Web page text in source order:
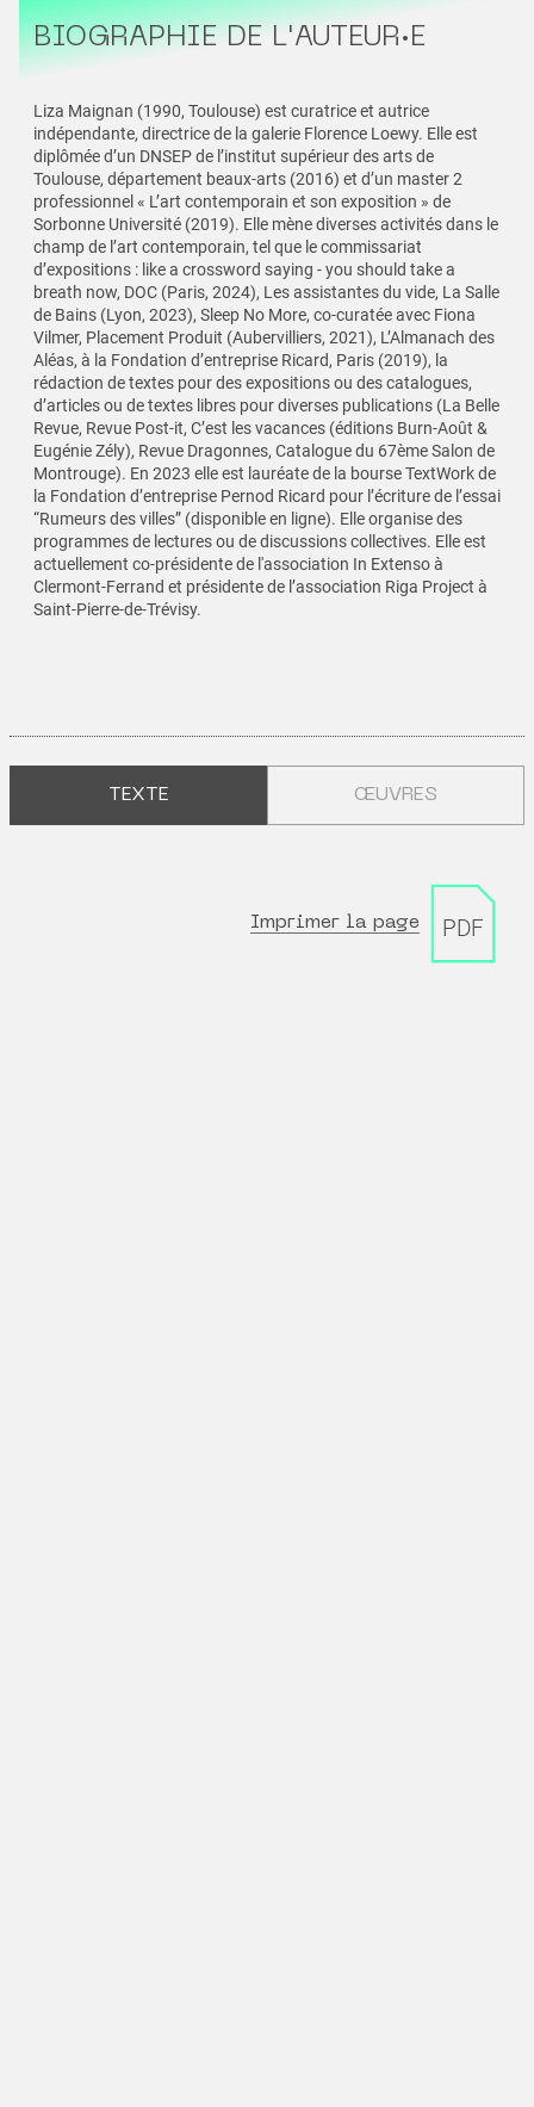
TEXTE ŒUVRES
BIOGRAPHIE DE L'AUTEUR·E
Liza Maignan (1990, Toulouse) est curatrice et autrice
indépendante, directrice de la galerie Florence Loewy. Elle est
diplômée d’un DNSEP de l’institut supérieur des arts de
Toulouse, département beaux-arts (2016) et d’un master 2
professionnel « L’art contemporain et son exposition » de
Sorbonne Université (2019). Elle mène diverses activités dans le
champ de l’art contemporain, tel que le commissariat
d’expositions : like a crossword saying - you should take a
breath now, DOC (Paris, 2024), Les assistantes du vide, La Salle
de Bains (Lyon, 2023), Sleep No More, co-curatée avec Fiona
Vilmer, Placement Produit (Aubervilliers, 2021), L’Almanach des
Aléas, à la Fondation d’entreprise Ricard, Paris (2019), la
rédaction de textes pour des expositions ou des catalogues,
d’articles ou de textes libres pour diverses publications (La Belle
Revue, Revue Post-it, C’est les vacances (éditions Burn-Août &
Eugénie Zély), Revue Dragonnes, Catalogue du 67ème Salon de
Montrouge). En 2023 elle est lauréate de la bourse TextWork de
la Fondation d’entreprise Pernod Ricard pour l’écriture de l’essai
“Rumeurs des villes” (disponible en ligne). Elle organise des
programmes de lectures ou de discussions collectives. Elle est
actuellement co-présidente de l'association In Extenso à
Clermont-Ferrand et présidente de l’association Riga Project à
Saint-Pierre-de-Trévisy.
Imprimer la page PDF